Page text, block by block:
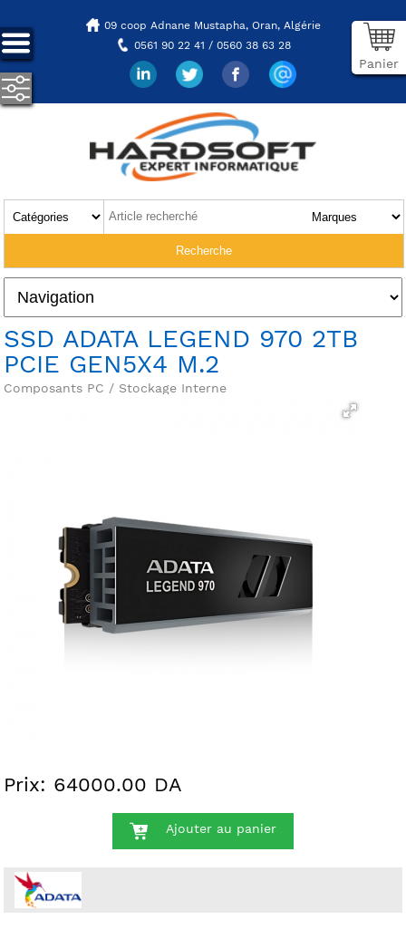
09 coop Adnane Mustapha, Oran, Algérie
0561 90 22 41 / 0560 38 63 28
Panier
SSD ADATA LEGEND 970 2TB
PCIE GEN5X4 M.2
Composants PC / Stockage Interne
Prix: 64000.00 DA
Ajouter au panier